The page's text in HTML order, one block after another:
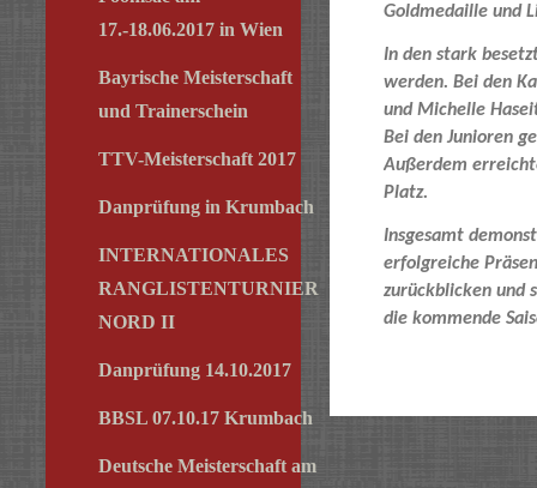
Goldmedaille und
In den stark
werden. Bei den
und Michelle
Bei den Junioren
Außerdem
Platz.
Insgesamt
erfolgreiche
zurückblicken und
die kommende
17.-18.06.2017 in Wien
Bayrische Meisterschaft
und Trainerschein
TTV-Meisterschaft 2017
Danprüfung in Krumbach
INTERNATIONALES
RANGLISTENTURNIER
NORD II
Danprüfung 14.10.2017
BBSL 07.10.17 Krumbach
Deutsche Meisterschaft am